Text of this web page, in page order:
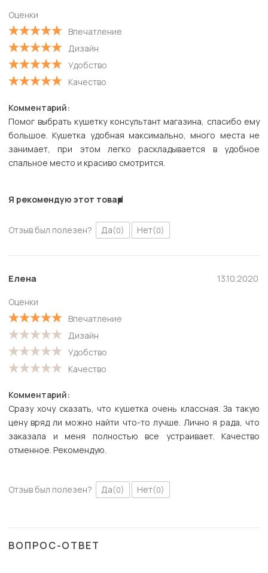
Оценки
Впечатление
Дизайн
Удобство
Качество
Комментарий:
Помог выбрать кушетку консультант магазина, спасибо ему
большое. Кушетка удобная максимально, много места не
занимает, при этом легко раскладывается в удобное
спальное место и красиво смотрится.
Я рекомендую этот товар
Отзыв был полезен? Да(0) Нет(0)
Елена
Оценки
Впечатление
Дизайн
Удобство
Качество
13.10.2020
Комментарий:
Сразу хочу сказать, что кушетка очень классная. За такую
цену вряд ли можно найти что-то лучше. Лично я рада, что
заказала и меня полностью все устраивает. Качество
отменное. Рекомендую.
Отзыв был полезен? Да(0) Нет(0)
ВОПРОС-ОТВЕТ